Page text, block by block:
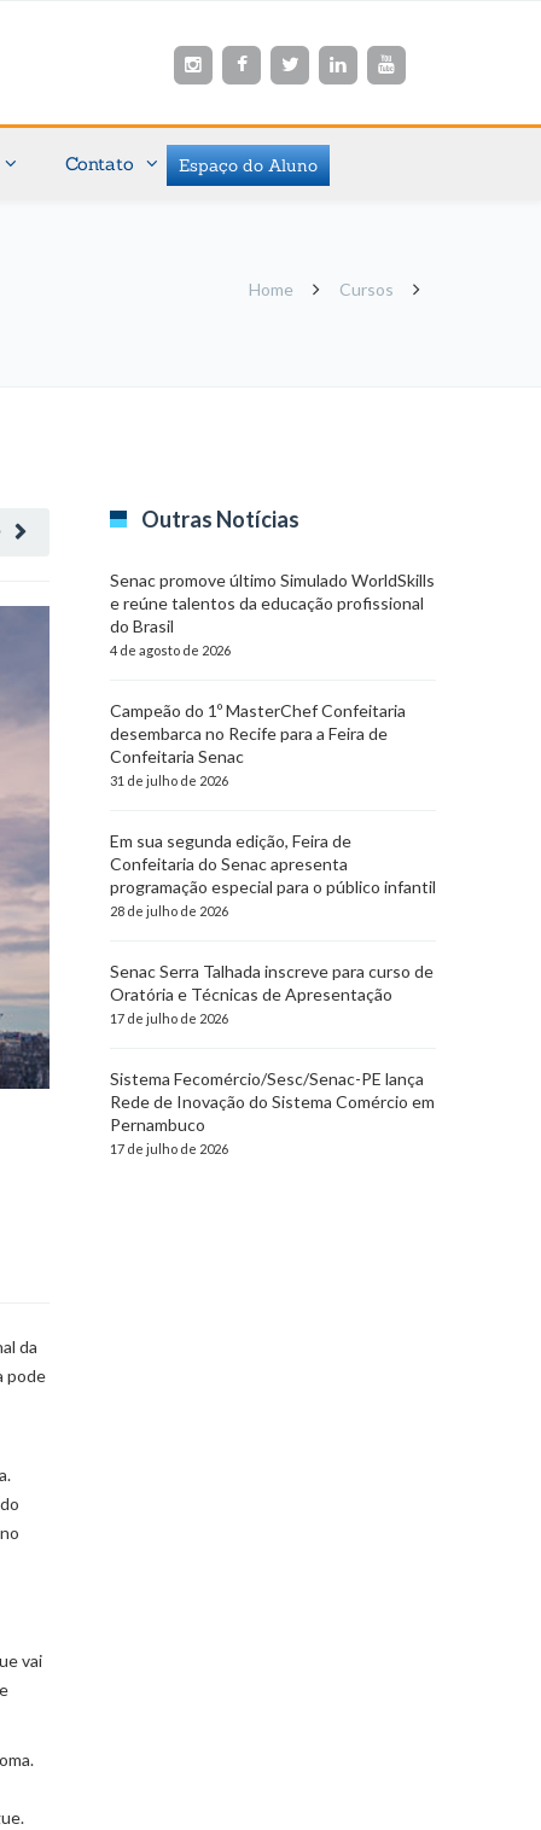
Contato Espaço do Aluno
Home Cursos
da
pode
vai
Outras Notícias
Senac promove último Simulado WorldSkills
e reúne talentos da educação profissional
do Brasil
4 de agosto de 2026
Campeão do 1º MasterChef Confeitaria
desembarca no Recife para a Feira de
Confeitaria Senac
31 de julho de 2026
Em sua segunda edição, Feira de
Confeitaria do Senac apresenta
programação especial para o público infantil
28 de julho de 2026
Senac Serra Talhada inscreve para curso de
Oratória e Técnicas de Apresentação
17 de julho de 2026
Sistema Fecomércio/Sesc/Senac-PE lança
Rede de Inovação do Sistema Comércio em
Pernambuco
17 de julho de 2026